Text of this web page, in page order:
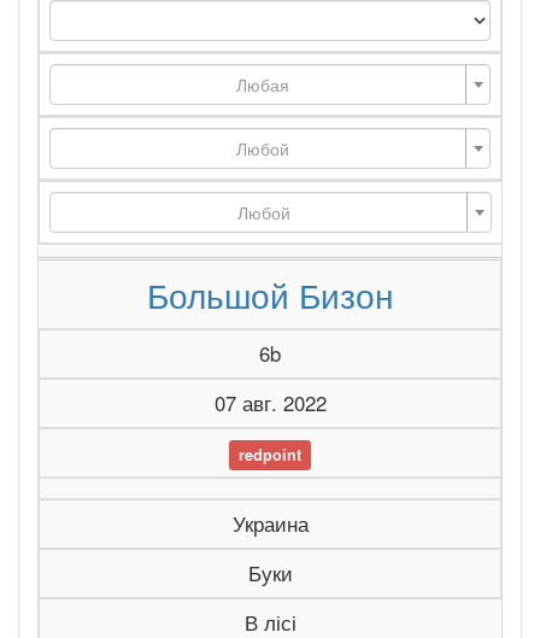
Любая
Любой
Любой
Большой Бизон
6b
07 авг. 2022
redpoint
Украина
Буки
В лісі